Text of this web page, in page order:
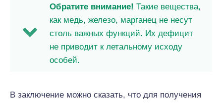
Обратите внимание! Такие вещества,
как медь, железо, марганец не несут
столь важных функций. Их дефицит
не приводит к летальному исходу
особей.
В заключение можно сказать, что для получения